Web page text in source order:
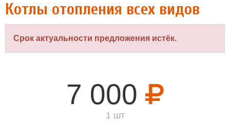
Котлы отопления всех видов
Срок актуальности предложения истёк.
7 000
1 шт